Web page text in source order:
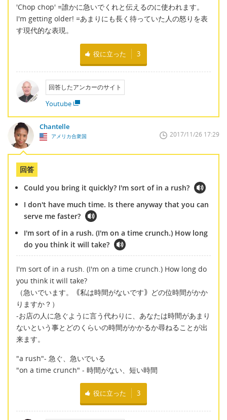
'Chop chop' =誰かに急いでくれと伝えるのに使われます。
I'm getting older! =あまりにも長く待っていた人の怒りを表
す現代的な表現。
役に立った 3
回答したアンカーのサイト
Youtube
Chantelle
アメリカ合衆国 2017/11/26 17:29
回答
Could you bring it quickly? I'm sort of in a rush?
I don't have much time. Is there anyway that you can
serve me faster?
I'm sort of in a rush. (I'm on a time crunch.) How long
do you think it will take?
I'm sort of in a rush. (I'm on a time crunch.) How long do
you think it will take?
（急いでいます。｟私は時間がないです｠どの位時間がかか
りますか？）
-お店の人に急ぐように言う代わりに、あなたは時間があまり
ないという事とどのくらいの時間がかかるか尋ねることが出
来ます。
"a rush"- 急ぐ、急いでいる
"on a time crunch" - 時間がない、短い時間
役に立った 3